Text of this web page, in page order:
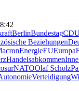
BerlinBundestag
Beziehungen
EnergieEUEuropa
Handelsabkommen
NATOOlaf Scholz
Verteidigung